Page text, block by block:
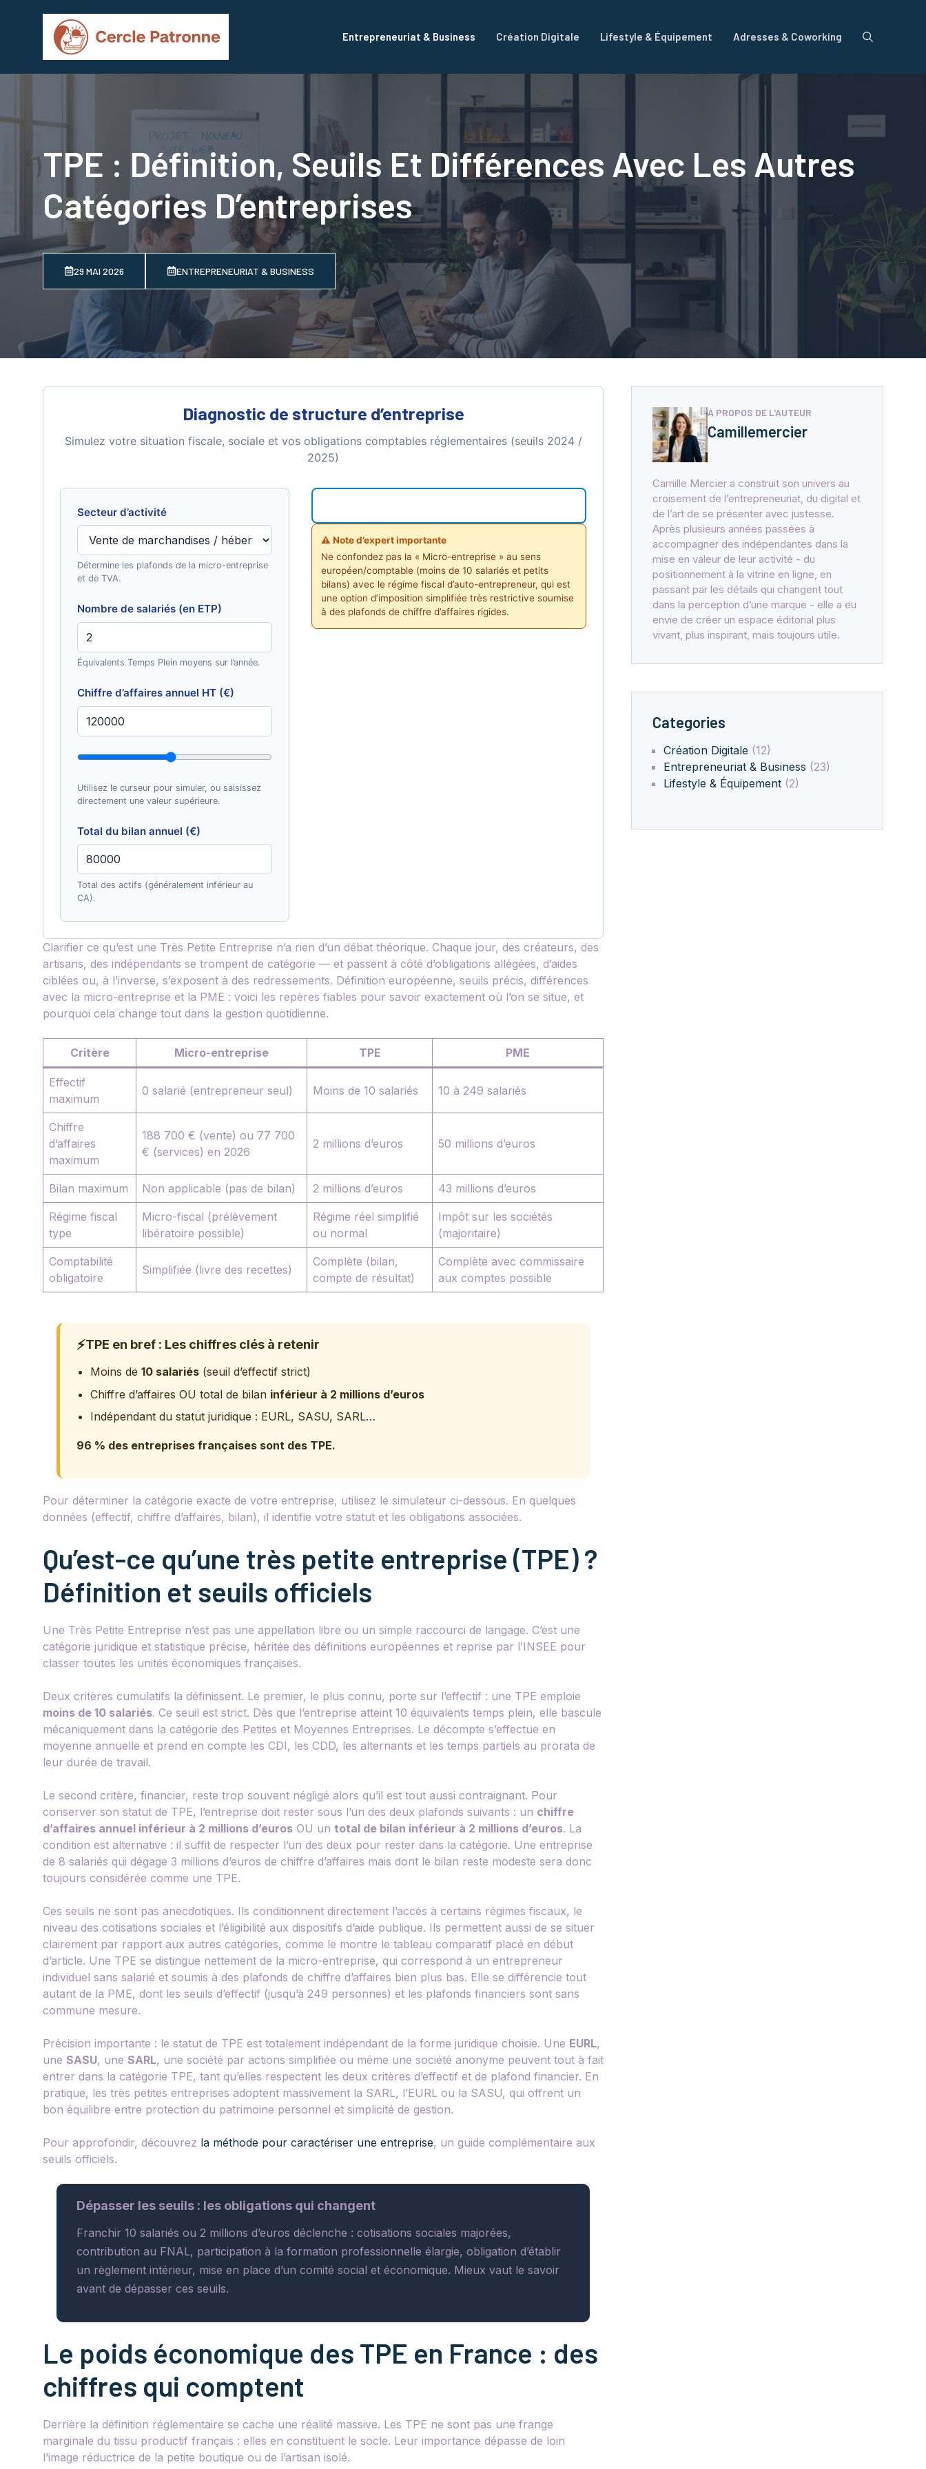
Entrepreneuriat & Business Création Digitale Lifestyle & Équipement Adresses & Coworking
TPE : Définition, Seuils Et Différences Avec Les Autres
Catégories D’entreprises
29 MAI 2026 ENTREPRENEURIAT & BUSINESS
Diagnostic de structure d’entreprise
Simulez votre situation fiscale, sociale et vos obligations comptables réglementaires (seuils 2024 /
2025)
Secteur d’activité
Détermine les plafonds de la micro-entreprise
et de TVA.
Nombre de salariés (en ETP)
Équivalents Temps Plein moyens sur l’année.
Chiffre d’affaires annuel HT (€)
Utilisez le curseur pour simuler, ou saisissez
directement une valeur supérieure.
Total du bilan annuel (€)
Total des actifs (généralement inférieur au
CA).
⚠️ Note d’expert importante
Ne confondez pas la « Micro-entreprise » au sens
européen/comptable (moins de 10 salariés et petits
bilans) avec le régime fiscal d’auto-entrepreneur, qui est
une option d’imposition simplifiée très restrictive soumise
à des plafonds de chiffre d’affaires rigides.
Clarifier ce qu’est une Très Petite Entreprise n’a rien d’un débat théorique. Chaque jour, des créateurs, des
artisans, des indépendants se trompent de catégorie — et passent à côté d’obligations allégées, d’aides
ciblées ou, à l’inverse, s’exposent à des redressements. Définition européenne, seuils précis, différences
avec la micro-entreprise et la PME : voici les repères fiables pour savoir exactement où l’on se situe, et
pourquoi cela change tout dans la gestion quotidienne.
Critère Micro-entreprise TPE PME
Effectif
maximum
0 salarié (entrepreneur seul) Moins de 10 salariés 10 à 249 salariés
Chiffre
d’affaires
maximum
188 700 € (vente) ou 77 700
€ (services) en 2026
2 millions d’euros 50 millions d’euros
Bilan maximum Non applicable (pas de bilan) 2 millions d’euros 43 millions d’euros
Régime fiscal
type
Micro-fiscal (prélèvement
libératoire possible)
Régime réel simplifié
ou normal
Impôt sur les sociétés
(majoritaire)
Comptabilité
obligatoire
Simplifiée (livre des recettes)
Complète (bilan,
compte de résultat)
Complète avec commissaire
aux comptes possible
⚡TPE en bref : Les chiffres clés à retenir
Moins de 10 salariés (seuil d’effectif strict)
Chiffre d’affaires OU total de bilan inférieur à 2 millions d’euros
Indépendant du statut juridique : EURL, SASU, SARL…
96 % des entreprises françaises sont des TPE.
Pour déterminer la catégorie exacte de votre entreprise, utilisez le simulateur ci-dessous. En quelques
données (effectif, chiffre d’affaires, bilan), il identifie votre statut et les obligations associées.
Qu’est-ce qu’une très petite entreprise (TPE) ?
Définition et seuils officiels
Une Très Petite Entreprise n’est pas une appellation libre ou un simple raccourci de langage. C’est une
catégorie juridique et statistique précise, héritée des définitions européennes et reprise par l’INSEE pour
classer toutes les unités économiques françaises.
Deux critères cumulatifs la définissent. Le premier, le plus connu, porte sur l’effectif : une TPE emploie
moins de 10 salariés. Ce seuil est strict. Dès que l’entreprise atteint 10 équivalents temps plein, elle bascule
mécaniquement dans la catégorie des Petites et Moyennes Entreprises. Le décompte s’effectue en
moyenne annuelle et prend en compte les CDI, les CDD, les alternants et les temps partiels au prorata de
leur durée de travail.
Le second critère, financier, reste trop souvent négligé alors qu’il est tout aussi contraignant. Pour
conserver son statut de TPE, l’entreprise doit rester sous l’un des deux plafonds suivants : un chiffre
d’affaires annuel inférieur à 2 millions d’euros OU un total de bilan inférieur à 2 millions d’euros. La
condition est alternative : il suffit de respecter l’un des deux pour rester dans la catégorie. Une entreprise
de 8 salariés qui dégage 3 millions d’euros de chiffre d’affaires mais dont le bilan reste modeste sera donc
toujours considérée comme une TPE.
Ces seuils ne sont pas anecdotiques. Ils conditionnent directement l’accès à certains régimes fiscaux, le
niveau des cotisations sociales et l’éligibilité aux dispositifs d’aide publique. Ils permettent aussi de se situer
clairement par rapport aux autres catégories, comme le montre le tableau comparatif placé en début
d’article. Une TPE se distingue nettement de la micro-entreprise, qui correspond à un entrepreneur
individuel sans salarié et soumis à des plafonds de chiffre d’affaires bien plus bas. Elle se différencie tout
autant de la PME, dont les seuils d’effectif (jusqu’à 249 personnes) et les plafonds financiers sont sans
commune mesure.
Précision importante : le statut de TPE est totalement indépendant de la forme juridique choisie. Une EURL,
une SASU, une SARL, une société par actions simplifiée ou même une société anonyme peuvent tout à fait
entrer dans la catégorie TPE, tant qu’elles respectent les deux critères d’effectif et de plafond financier. En
pratique, les très petites entreprises adoptent massivement la SARL, l’EURL ou la SASU, qui offrent un
bon équilibre entre protection du patrimoine personnel et simplicité de gestion.
Pour approfondir, découvrez la méthode pour caractériser une entreprise, un guide complémentaire aux
seuils officiels.
Dépasser les seuils : les obligations qui changent
Franchir 10 salariés ou 2 millions d’euros déclenche : cotisations sociales majorées,
contribution au FNAL, participation à la formation professionnelle élargie, obligation d’établir
un règlement intérieur, mise en place d’un comité social et économique. Mieux vaut le savoir
avant de dépasser ces seuils.
Le poids économique des TPE en France : des
chiffres qui comptent
Derrière la définition réglementaire se cache une réalité massive. Les TPE ne sont pas une frange
marginale du tissu productif français : elles en constituent le socle. Leur importance dépasse de loin
l’image réductrice de la petite boutique ou de l’artisan isolé.
À PROPOS DE L'AUTEUR
Camillemercier
Camille Mercier a construit son univers au
croisement de l’entrepreneuriat, du digital et
de l’art de se présenter avec justesse.
Après plusieurs années passées à
accompagner des indépendantes dans la
mise en valeur de leur activité - du
positionnement à la vitrine en ligne, en
passant par les détails qui changent tout
dans la perception d’une marque - elle a eu
envie de créer un espace éditorial plus
vivant, plus inspirant, mais toujours utile.
Categories
Création Digitale (12)
Entrepreneuriat & Business (23)
Lifestyle & Équipement (2)